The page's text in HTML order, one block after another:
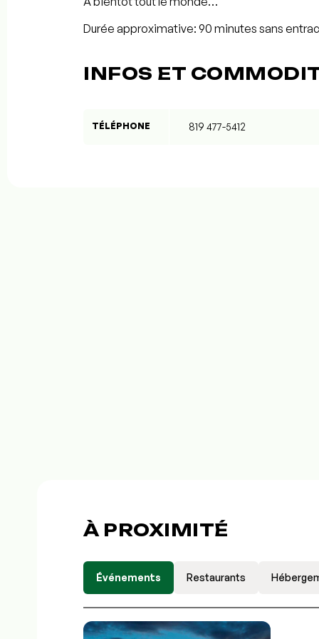
Durée approximative: 90 minutes sans
INFOS ET
TÉLÉPHONE 819 477-5412
À PROXIMITÉ
Événements Restaurants